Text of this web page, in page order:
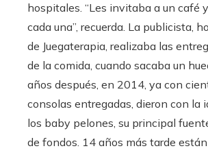
hospitales. “Les invitaba a un café
cada una”, recuerda. La publicista,
de Juegaterapia, realizaba las
de la comida, cuando sacaba un
años después, en 2014, ya con
consolas entregadas, dieron con la
los baby pelones, su principal
de fondos. 14 años más tarde